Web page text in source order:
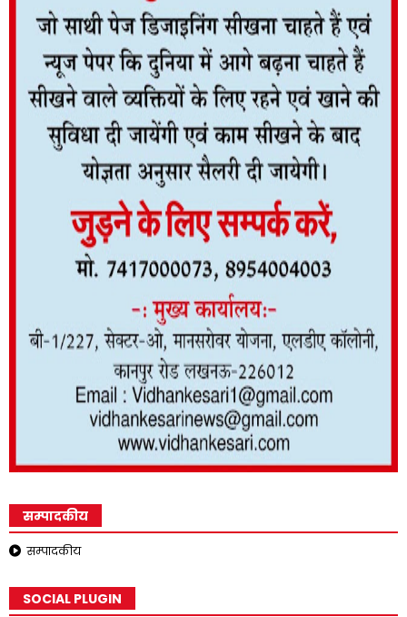
सम्पादकीय
सम्पादकीय
SOCIAL PLUGIN